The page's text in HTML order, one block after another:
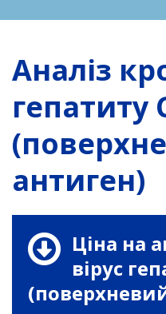
Аналіз
гепатиту
антиген)
Ціна на
вірус